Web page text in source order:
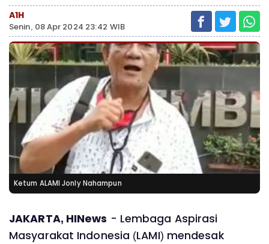
A1H
Senin, 08 Apr 2024 23:42 WIB
Ketum ALAMI Jonly Nahampun
JAKARTA, HINews - Lembaga Aspirasi
Masyarakat Indonesia (LAMI) mendesak